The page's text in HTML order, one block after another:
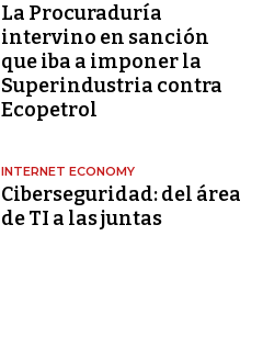
La Procuraduría
intervino en sanción
que iba a imponer la
Superindustria contra
Ecopetrol
INTERNET ECONOMY
Ciberseguridad: del área
de TI a las juntas